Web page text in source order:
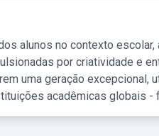
alunos no contexto escolar,
por criatividade e
uma geração excepcional,
acadêmicas globais -